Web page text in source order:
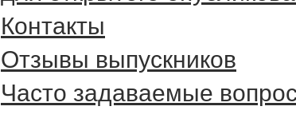
Контакты
Отзывы выпускников
Часто задаваемые